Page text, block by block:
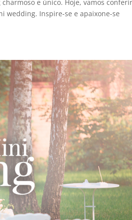
e único. Hoje, vamos
wedding. Inspire-se e apaixone-se